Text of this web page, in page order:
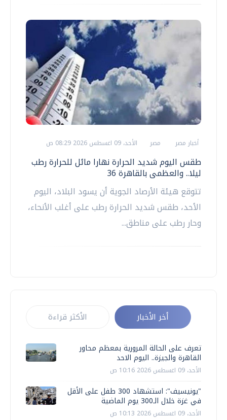
أخبار مصر مصر الأحد، 09 اغسطس 2026 08:29 ص
طقس اليوم شديد الحرارة نهارا مائل للحرارة رطب
ليلا.. والعظمى بالقاهرة 36
تتوقع هيئة الأرصاد الجوية أن يسود البلاد، اليوم
الأحد، طقس شديد الحرارة رطب على أغلب الأنحاء،
وحار رطب على مناطق...
أخر الأخبار الأكثر قراءة
تعرف على الحالة المرورية بمعظم محاور
القاهرة والجيزة.. اليوم الاحد
الأحد، 09 اغسطس 2026 10:16 ص
"يونيسيف": استشهاد 300 طفل على الأقل
في غزة خلال الـ300 يوم الماضية
الأحد، 09 اغسطس 2026 10:13 ص